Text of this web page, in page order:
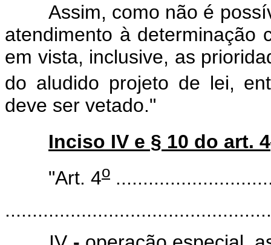
Assim, como não é
atendimento à determinação
em vista, inclusive, as
do aludido projeto de lei,
deve ser vetado."
Inciso IV e § 10 do art. 4
"Art. 4o